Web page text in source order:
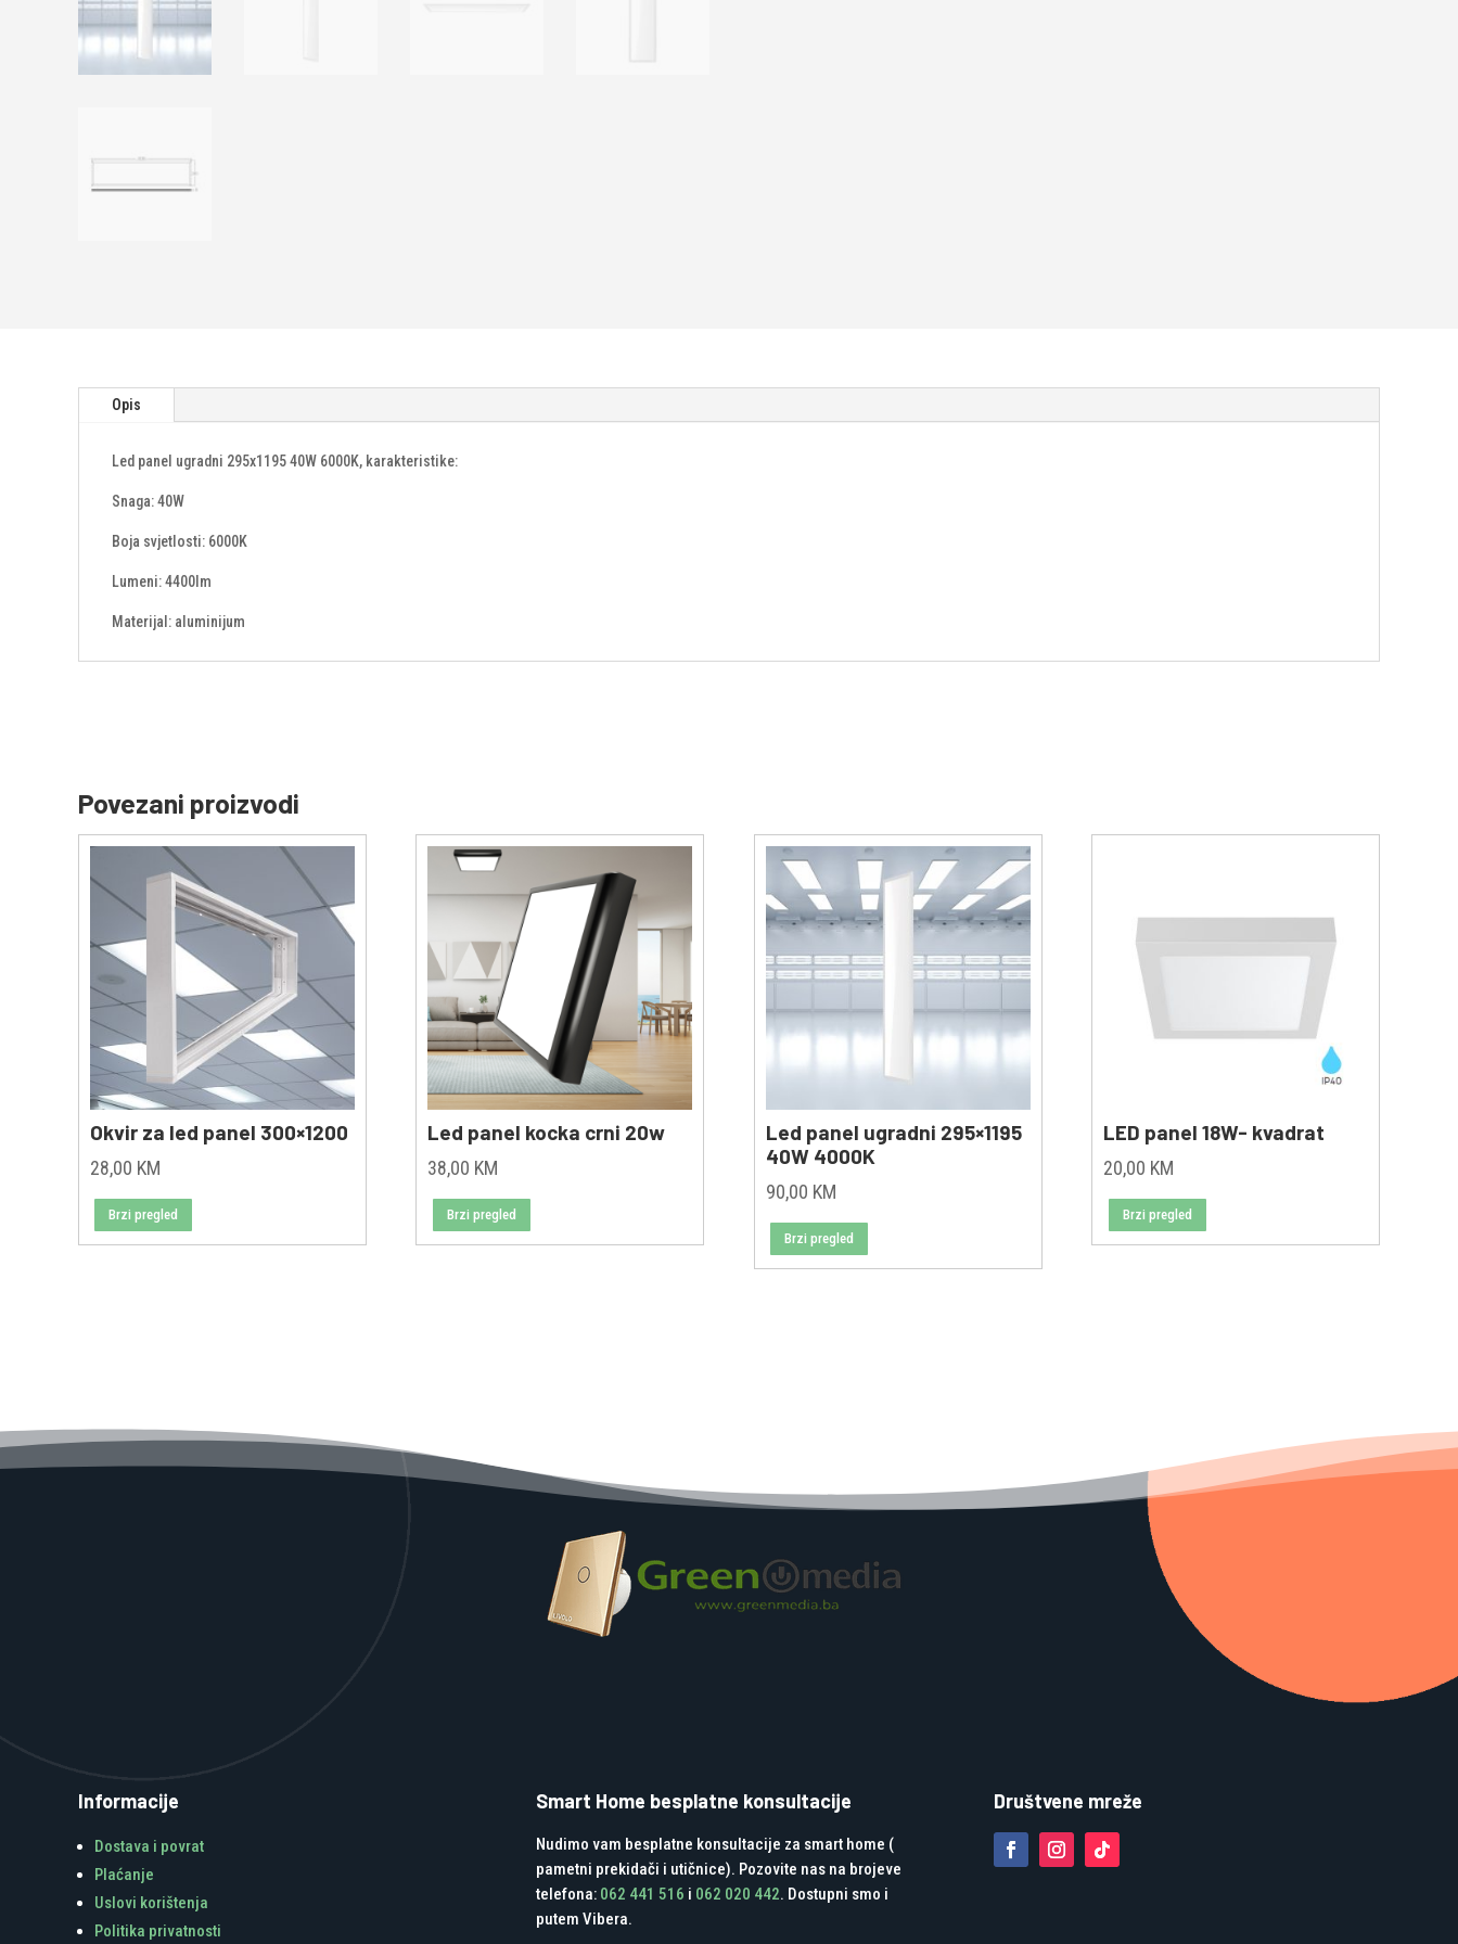
Opis
Led panel ugradni 295x1195 40W 6000K, karakteristike:
Snaga: 40W
Boja svjetlosti: 6000K
Lumeni: 4400lm
Materijal: aluminijum
Povezani proizvodi
Okvir za led panel 300×1200
28,00 KM
Brzi pregled
Led panel kocka crni 20w
38,00 KM
Brzi pregled
Led panel ugradni 295×1195
40W 4000K
90,00 KM
Brzi pregled
LED panel 18W- kvadrat
20,00 KM
Brzi pregled
Informacije
Dostava i povrat
Plaćanje
Uslovi korištenja
Politika privatnosti
Smart Home besplatne konsultacije
Nudimo vam besplatne konsultacije za smart home (
pametni prekidači i utičnice). Pozovite nas na brojeve
telefona: 062 441 516 i 062 020 442. Dostupni smo i
putem Vibera.
Društvene mreže